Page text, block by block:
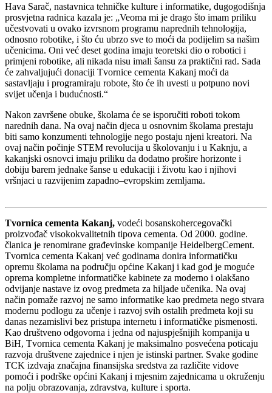
Hava Sarač, nastavnica tehničke kulture i informatike, dugogodišnja
prosvjetna radnica kazala je: „Veoma mi je drago što imam priliku
učestvovati u ovako izvrsnom programu naprednih tehnologija,
odnosno robotike, i što ću ubrzo sve to moći da podijelim sa našim
učenicima. Oni već deset godina imaju teoretski dio o robotici i
primjeni robotike, ali nikada nisu imali šansu za praktični rad. Sada
će zahvaljujući donaciji Tvornice cementa Kakanj moći da
sastavljaju i programiraju robote, što će ih uvesti u potpuno novi
svijet učenja i budućnosti.“
Nakon završene obuke, školama će se isporučiti roboti tokom
narednih dana. Na ovaj način djeca u osnovnim školama prestaju
biti samo konzumenti tehnologije nego postaju njeni kreatori. Na
ovaj način počinje STEM revolucija u školovanju i u Kaknju, a
kakanjski osnovci imaju priliku da dodatno prošire horizonte i
dobiju barem jednake šanse u edukaciji i životu kao i njihovi
vršnjaci u razvijenim zapadno–evropskim zemljama.
Tvornica cementa Kakanj, vodeći bosanskohercegovački
proizvođač visokokvalitetnih tipova cementa. Od 2000. godine.
članica je renomirane građevinske kompanije HeidelbergCement.
Tvornica cementa Kakanj već godinama donira informatičku
opremu školama na području općine Kakanj i kad god je moguće
oprema kompletne informatičke kabinete za moderno i olakšano
odvijanje nastave iz ovog predmeta za hiljade učenika. Na ovaj
način pomaže razvoj ne samo informatike kao predmeta nego stvara
modernu podlogu za učenje i razvoj svih ostalih predmeta koji su
danas nezamislivi bez pristupa internetu i informatičke pismenosti.
Kao društveno odgovorna i jedna od najuspješnijih kompanija u
BiH, Tvornica cementa Kakanj je maksimalno posvećena poticaju
razvoja društvene zajednice i njen je istinski partner. Svake godine
TCK izdvaja značajna finansijska sredstva za različite vidove
pomoći i podrške općini Kakanj i mjesnim zajednicama u okruženju
na polju obrazovanja, zdravstva, kulture i sporta.